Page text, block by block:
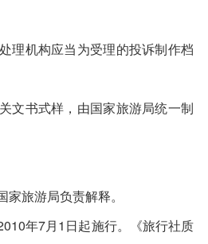
。
理机构应当为受理的投诉制作档
料。
文书式样，由国家旅游局统一制
国家旅游局负责解释。
年7月1日起施行。《旅行社质